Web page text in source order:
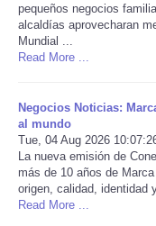
Especiales
Negocios
Salud
Tecnologia
pequeños negocios
alcaldías aprovecharan
Mundial ...
Read More ...
Negocios Noticias:
al mundo
Tue, 04 Aug 2026
La nueva emisión de
más de 10 años de
origen, calidad, identidad
Read More ...